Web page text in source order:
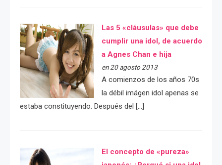
Las 5 «cláusulas» que debe
cumplir una idol, de acuerdo
a Agnes Chan e hija
en 20 agosto 2013
A comienzos de los años 70s
la débil imágen idol apenas se
estaba constituyendo. Después del […]
El concepto de «pureza»